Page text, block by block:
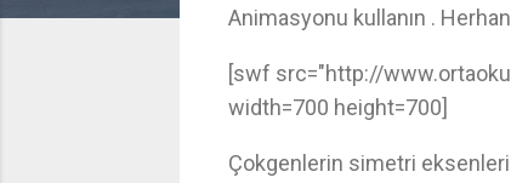
Animasyonu kullanın .
[swf src="http://
width=700 height=700]
Çokgenlerin simetri eksenleri